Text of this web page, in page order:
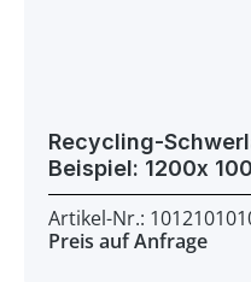
Recycling-
Artikel-Nr.:
Preis auf Anfrage